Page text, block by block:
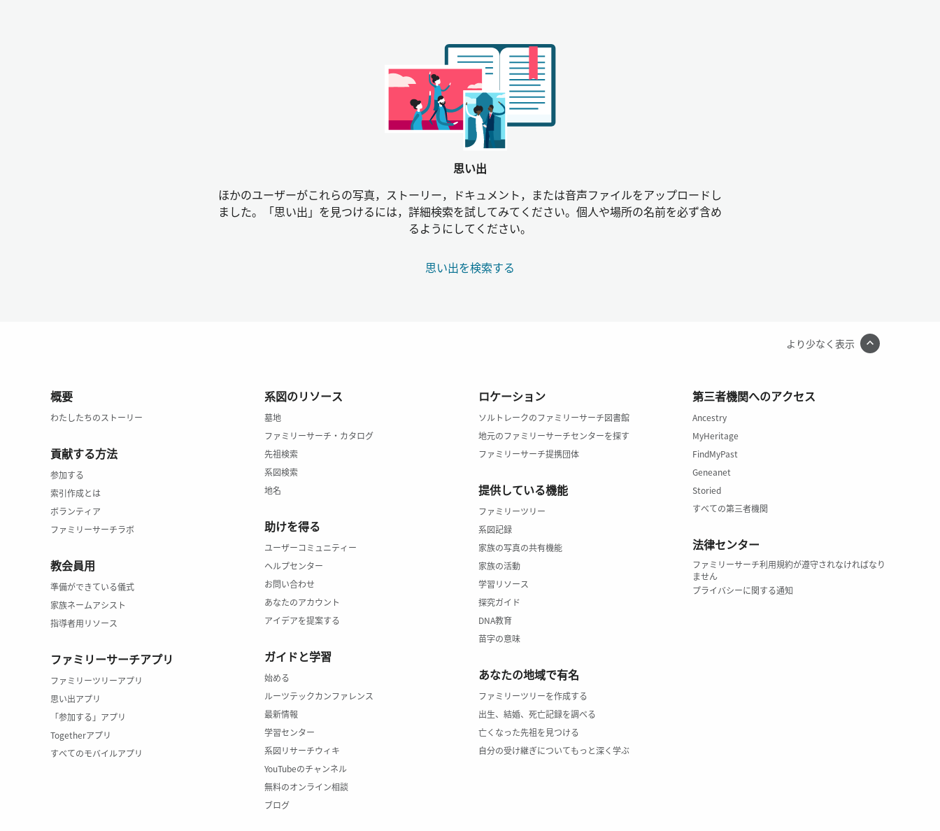
思い出
ほかのユーザーがこれらの写真，ストーリー，ドキュメント，または音声ファイルをアップロードし
ました。「思い出」を見つけるには，詳細検索を試してみてください。個人や場所の名前を必ず含め
るようにしてください。
思い出を検索する
より少なく表示
概要
わたしたちのストーリー
貢献する方法
参加する
索引作成とは
ボランティア
ファミリーサーチラボ
教会員用
準備ができている儀式
家族ネームアシスト
指導者用リソース
ファミリーサーチアプリ
ファミリーツリーアプリ
思い出アプリ
「参加する」アプリ
Togetherアプリ
すべてのモバイルアプリ
系図のリソース
墓地
ファミリーサーチ・カタログ
先祖検索
系図検索
地名
助けを得る
ユーザーコミュニティー
ヘルプセンター
お問い合わせ
あなたのアカウント
アイデアを提案する
ガイドと学習
始める
ルーツテックカンファレンス
最新情報
学習センター
系図リサーチウィキ
YouTubeのチャンネル
無料のオンライン相談
ブログ
ロケーション
ソルトレークのファミリーサーチ図書館
地元のファミリーサーチセンターを探す
ファミリーサーチ提携団体
提供している機能
ファミリーツリー
系図記録
家族の写真の共有機能
家族の活動
学習リソース
探究ガイド
DNA教育
苗字の意味
あなたの地域で有名
ファミリーツリーを作成する
出生、結婚、死亡記録を調べる
亡くなった先祖を見つける
自分の受け継ぎについてもっと深く学ぶ
第三者機関へのアクセス
Ancestry
MyHeritage
FindMyPast
Geneanet
Storied
すべての第三者機関
法律センター
ファミリーサーチ利用規約が遵守されなければなり
ません
プライバシーに関する通知